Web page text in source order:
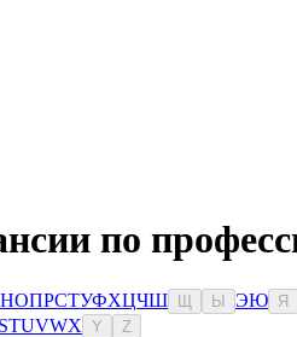
по
НОПРСТУФХЦЧШ Ы ЭЮ Я
STUVWX Y Z